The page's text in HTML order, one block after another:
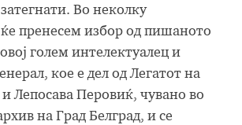
Во неколку
пренесем избор од пишаното
голем интелектуалец и
кое е дел од Легатот на
Лепосава Перовиќ, чувано во
на Град Белград, и се